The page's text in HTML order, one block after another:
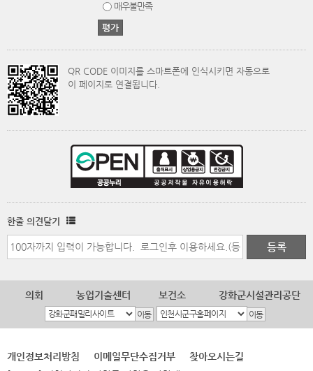
매우불만족
QR CODE 이미지를 스마트폰에 인식시키면 자동으로
이 페이지로 연결됩니다.
한줄 의견달기
의회 농업기술센터 보건소 강화군시설관리공단
개인정보처리방침 이메일무단수집거부
찾아오시는길